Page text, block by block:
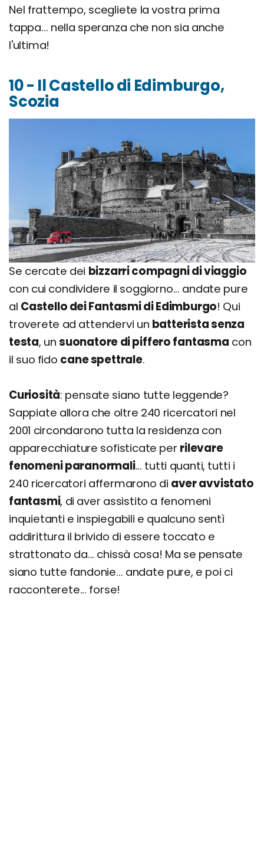
Nel frattempo, scegliete la vostra prima
tappa... nella speranza che non sia anche
l'ultima!
10 - Il Castello di Edimburgo,
Scozia
Se cercate dei bizzarri compagni di viaggio
con cui condividere il soggiorno... andate pure
al Castello dei Fantasmi di Edimburgo! Qui
troverete ad attendervi un batterista senza
testa, un suonatore di piffero fantasma con
il suo fido cane spettrale.
Curiosità: pensate siano tutte leggende?
Sappiate allora che oltre 240 ricercatori nel
2001 circondarono tutta la residenza con
apparecchiature sofisticate per rilevare
fenomeni paranormali... tutti quanti, tutti i
240 ricercatori affermarono di aver avvistato
fantasmi, di aver assistito a fenomeni
inquietanti e inspiegabili e qualcuno sentì
addirittura il brivido di essere toccato e
strattonato da... chissà cosa! Ma se pensate
siano tutte fandonie... andate pure, e poi ci
racconterete... forse!